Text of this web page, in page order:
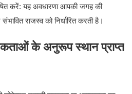
करें: यह अवधारणा आपकी जगह की
राजस्व को निर्धारित करती है।
के अनुरूप स्थान प्राप्त